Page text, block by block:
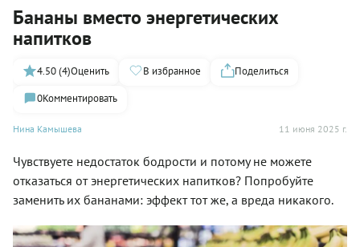
Бананы вместо энергетических
напитков
Нина Камышева 11 июня 2025 г.
4.50 (4)Оценить В избранное
Поделиться
0Комментировать
Чувствуете недостаток бодрости и потому не можете
отказаться от энергетических напитков? Попробуйте
заменить их бананами: эффект тот же, а вреда никакого.